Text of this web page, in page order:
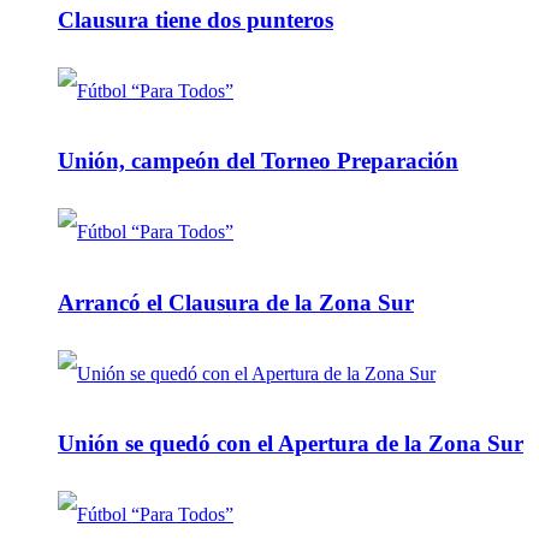
Clausura tiene dos punteros
Unión, campeón del Torneo Preparación
Arrancó el Clausura de la Zona Sur
Unión se quedó con el Apertura de la Zona Sur